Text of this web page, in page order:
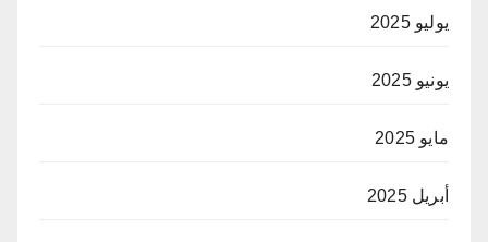
يوليو 2025
يونيو 2025
مايو 2025
أبريل 2025